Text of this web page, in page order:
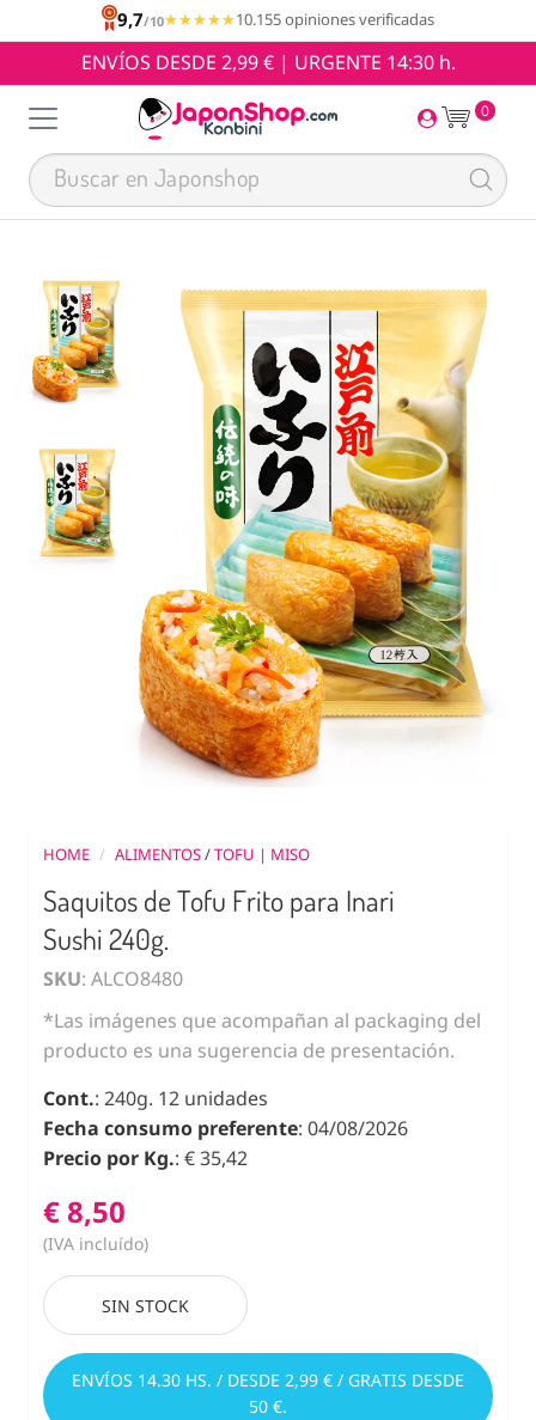
9,7/10★★★★★
★★★★★10.155 opiniones verificadas
ENVÍOS DESDE 2,99 € | URGENTE 14:30 h.
0
HOME / ALIMENTOS/TOFU | MISO
Saquitos de Tofu Frito para Inari
Sushi 240g.
SKU: ALCO8480
*Las imágenes que acompañan al packaging del
producto es una sugerencia de presentación.
Cont.: 240g. 12 unidades
Fecha consumo preferente: 04/08/2026
Precio por Kg.: € 35,42
€ 8,50
(IVA incluído)
SIN STOCK
ENVÍOS 14.30 HS. / DESDE 2,99 € / GRATIS DESDE
50 €.